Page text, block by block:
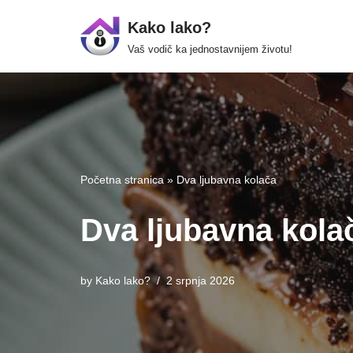
Kako lako?
Vaš vodič ka jednostavnijem životu!
Početna stranica » Dva ljubavna kolača
Dva ljubavna
by Kako lako? 2 srpnja 2026